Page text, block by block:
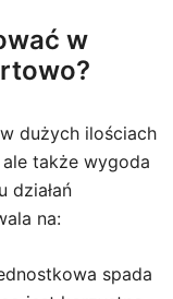
w
dużych ilościach
także wygoda
działań
na:
spada